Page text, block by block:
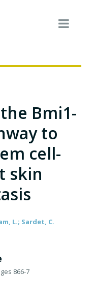
Bmi1-
to
cell-
skin
L.; Sardet, C.
866-7